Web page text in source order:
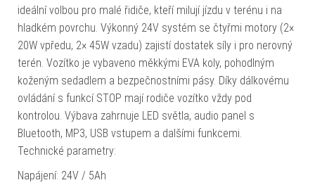
ideální volbou pro malé řidiče, kteří milují jízdu v terénu i na
hladkém povrchu. Výkonný 24V systém se čtyřmi motory (2×
20W vpředu, 2× 45W vzadu) zajistí dostatek síly i pro nerovný
terén. Vozítko je vybaveno měkkými EVA koly, pohodlným
koženým sedadlem a bezpečnostními pásy. Díky dálkovému
ovládání s funkcí STOP mají rodiče vozítko vždy pod
kontrolou. Výbava zahrnuje LED světla, audio panel s
Bluetooth, MP3, USB vstupem a dalšími funkcemi.
Technické parametry:
Napájení: 24V / 5Ah